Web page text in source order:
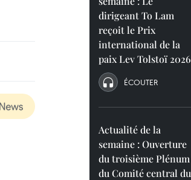
dirigeant To Lam
reçoit le Prix
international de la
paix Lev Tolstoï 2026
ÉCOUTER
Actualité de la
semaine : Ouverture
du troisième Plénum
du Comité central du